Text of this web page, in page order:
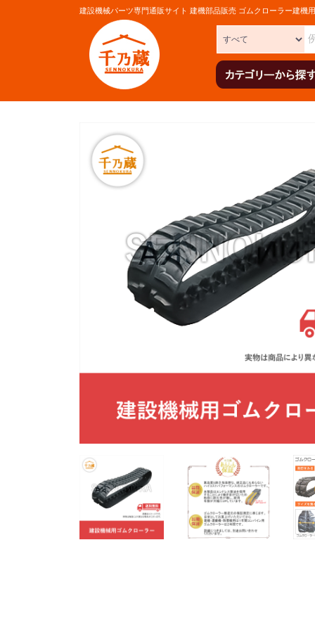
建設機械パーツ専門通販サイト 建機部品販売 ゴムクローラー建機用